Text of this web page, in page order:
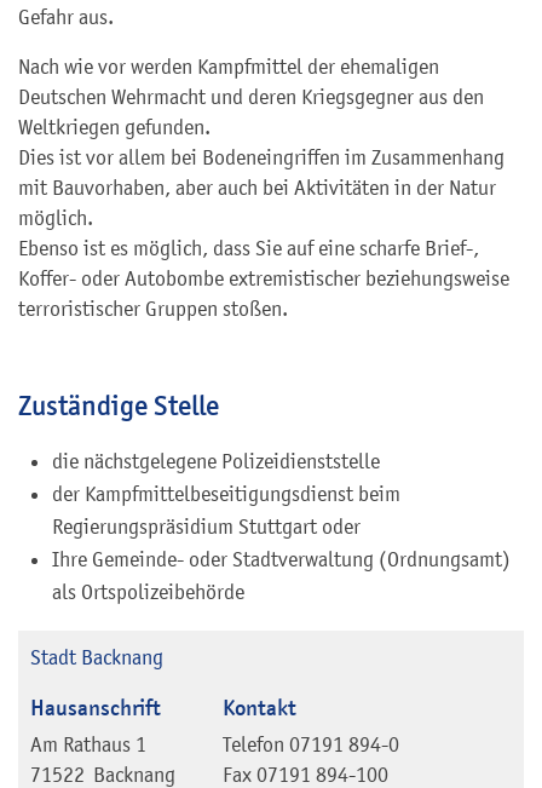
Gefahr aus.
Nach wie vor werden Kampfmittel der ehemaligen
Deutschen Wehrmacht und deren Kriegsgegner aus den
Weltkriegen gefunden.
Dies ist vor allem bei Bodeneingriffen im Zusammenhang
mit Bauvorhaben, aber auch bei Aktivitäten in der Natur
möglich.
Ebenso ist es möglich, dass Sie auf eine scharfe Brief-,
Koffer- oder Autobombe extremistischer beziehungsweise
terroristischer Gruppen stoßen.
Zuständige Stelle
die nächstgelegene Polizeidienststelle
der Kampfmittelbeseitigungsdienst beim
Regierungspräsidium Stuttgart oder
Ihre Gemeinde- oder Stadtverwaltung (Ordnungsamt)
als Ortspolizeibehörde
Stadt Backnang
Hausanschrift
Am Rathaus 1
71522 Backnang
Kontakt
Telefon 07191 894-0
Fax 07191 894-100